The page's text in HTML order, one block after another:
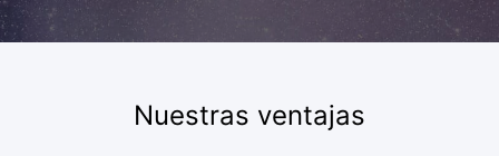
Nuestras ventajas